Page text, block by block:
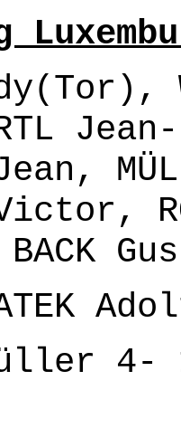
Jean,
Victor,
4-